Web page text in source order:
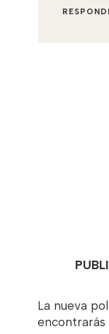
La nueva
encontrarás